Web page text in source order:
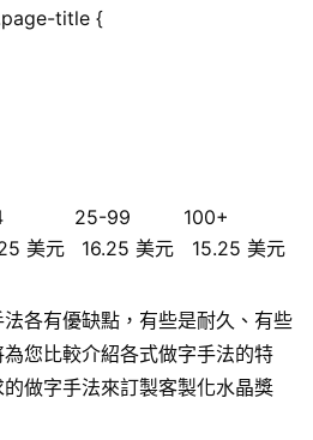
title {
25-99
100+
美元 16.25 美元 15.25 美元
各有優缺點，有些是耐久、有些
您比較介紹各式做字手法的特
做字手法來訂製客製化水晶獎